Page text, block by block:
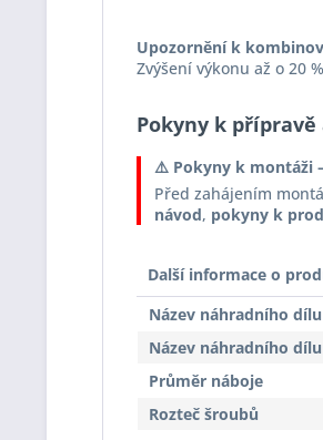
Upozornění k
Zvýšení výkonu až o 20
Pokyny k
⚠️ Pokyny k montáži
Před zahájením
návod, pokyny k
Další informace o
Název náhradního dílu
Název náhradního
Průměr náboje
Rozteč šroubů